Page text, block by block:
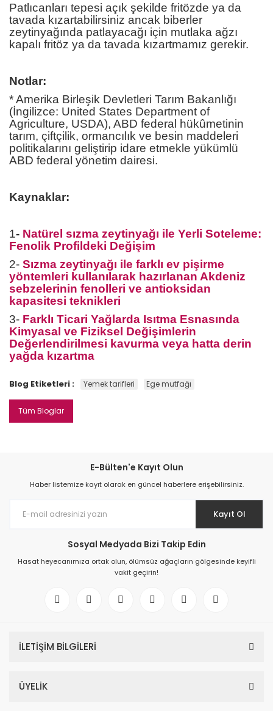
Patlıcanları tepesi açık şekilde fritözde ya da
tavada kızartabilirsiniz ancak biberler
zeytinyağında patlayacağı için mutlaka ağzı
kapalı fritöz ya da tavada kızartmamız gerekir.
Notlar:
* Amerika Birleşik Devletleri Tarım Bakanlığı
(İngilizce: United States Department of
Agriculture, USDA), ABD federal hükûmetinin
tarım, çiftçilik, ormancılık ve besin maddeleri
politikalarını geliştirip idare etmekle yükümlü
ABD federal yönetim dairesi.
Kaynaklar:
1- Natürel sızma zeytinyağı ile Yerli Soteleme:
Fenolik Profildeki Değişim
2- Sızma zeytinyağı ile farklı ev pişirme
yöntemleri kullanılarak hazırlanan Akdeniz
sebzelerinin fenolleri ve antioksidan
kapasitesi teknikleri
3- Farklı Ticari Yağlarda Isıtma Esnasında
Kimyasal ve Fiziksel Değişimlerin
Değerlendirilmesi kavurma veya hatta derin
yağda kızartma
Blog Etiketleri : Yemek tarifleri Ege mutfağı
Tüm Bloglar
E-Bülten'e Kayıt Olun
Haber listemize kayıt olarak en güncel haberlere erişebilirsiniz.
Kayıt Ol
Sosyal Medyada Bizi Takip Edin
Hasat heyecanımıza ortak olun, ölümsüz ağaçların gölgesinde keyifli
vakit geçirin!
İLETİŞİM BİLGİLERİ
ÜYELİK